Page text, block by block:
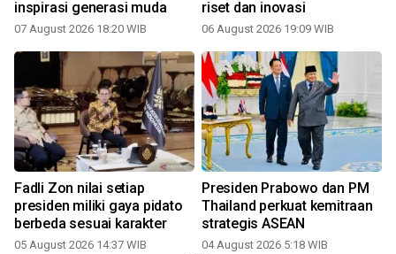
inspirasi generasi muda
07 August 2026 18:20 WIB
riset dan inovasi
06 August 2026 19:09 WIB
Fadli Zon nilai setiap
presiden miliki gaya pidato
berbeda sesuai karakter
05 August 2026 14:37 WIB
Presiden Prabowo dan PM
Thailand perkuat kemitraan
strategis ASEAN
04 August 2026 5:18 WIB